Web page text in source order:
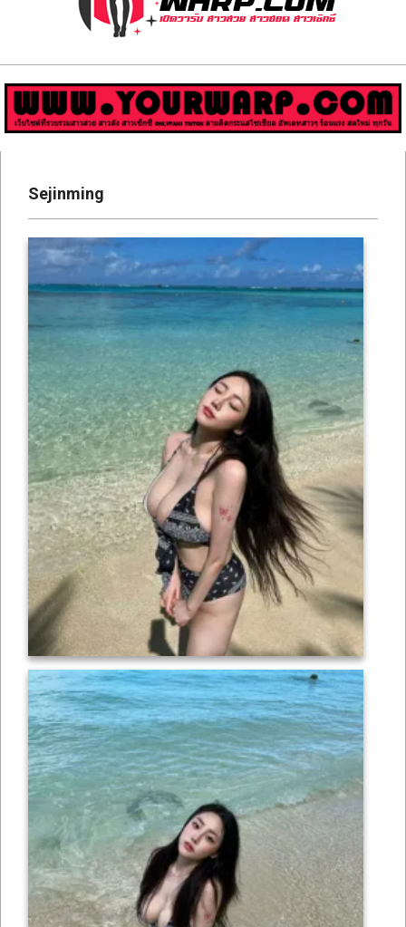
ส่อง
วาร์
ป
สวย
มีชื่อ
เสียง
คน
ดัง
คน
กระแส
เซ็กซี่
ONLYFANS
TIKTOK
Navigation
Sejinming